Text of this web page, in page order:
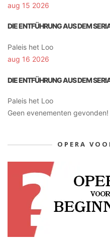
aug 15 2026
DIE ENTFÜHRUNG AUS DEM
Paleis het Loo
aug 16 2026
DIE ENTFÜHRUNG AUS DEM
Paleis het Loo
Geen evenementen gevonden!
OPERA